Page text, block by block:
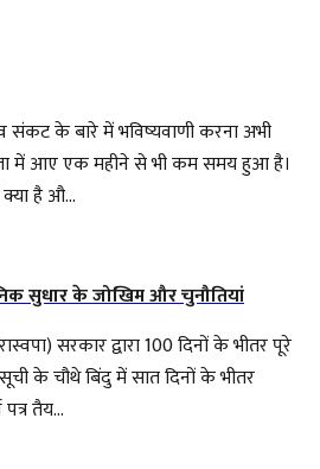
संकट के बारे में भविष्यवाणी करना अभी
में आए एक महीने से भी कम समय हुआ है।
है औ...
सुधार के जोखिम और चुनौतियां
सरकार द्वारा 100 दिनों के भीतर पूरे
के चौथे बिंदु में सात दिनों के भीतर
तैय...